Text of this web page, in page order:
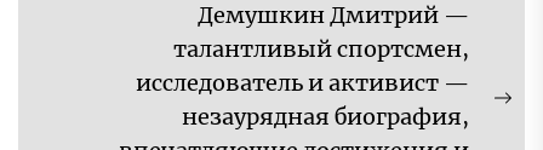
Демушкин Дмитрий —
талантливый спортсмен,
исследователь и активист —
незаурядная биография,